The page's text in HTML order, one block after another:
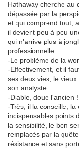
Hathaway cherche au
dépassée par la
et qui comprend tout,
il devient peu à peu
qui n'arrive plus à
professionnelle.
-Le problème de la
-Effectivement, et il
ses deux vies, le
son analyste.
-Diable, doué l'ancien !
-Très, il la conseille, la
indispensables points
la sensibilité, le bon
remplacés par la
résistance et sans